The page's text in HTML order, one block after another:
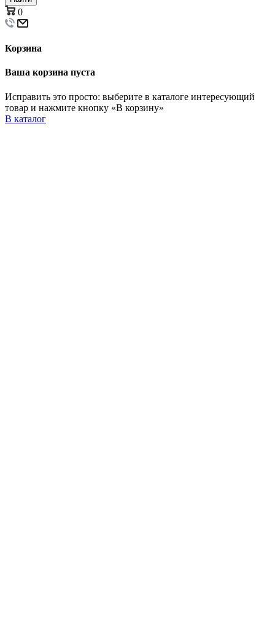
0
Корзина
Ваша корзина пуста
Исправить это просто: выберите в каталоге интересующий
товар и нажмите кнопку «В корзину»
В каталог